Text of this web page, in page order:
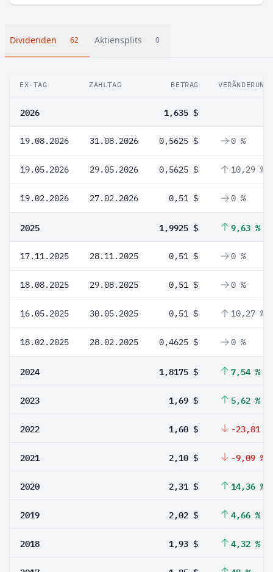
Dividenden 62 Aktiensplits 0
EX-TAG ZAHLTAG BETRAG VERÄNDERUNG
2026 1,635 $
19.08.2026 31.08.2026 0,5625 $ 0 %
19.05.2026 29.05.2026 0,5625 $ 10,29 %
19.02.2026 27.02.2026 0,51 $ 0 %
2025 1,9925 $ 9,63 %
17.11.2025 28.11.2025 0,51 $ 0 %
18.08.2025 29.08.2025 0,51 $ 0 %
16.05.2025 30.05.2025 0,51 $ 10,27 %
18.02.2025 28.02.2025 0,4625 $ 0 %
2024 1,8175 $ 7,54 %
2023 1,69 $ 5,62 %
2022 1,60 $ -23,81 %
2021 2,10 $ -9,09 %
2020 2,31 $ 14,36 %
2019 2,02 $ 4,66 %
2018 1,93 $ 4,32 %